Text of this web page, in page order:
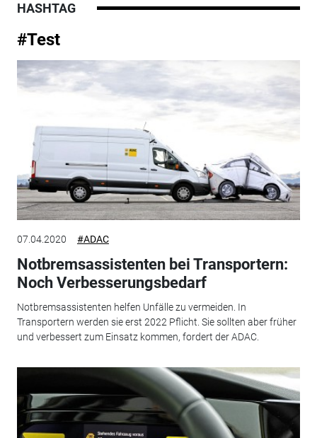
HASHTAG
#Test
07.04.2020 #ADAC
Notbremsassistenten bei Transportern:
Noch Verbesserungsbedarf
Notbremsassistenten helfen Unfälle zu vermeiden. In
Transportern werden sie erst 2022 Pflicht. Sie sollten aber früher
und verbessert zum Einsatz kommen, fordert der ADAC.